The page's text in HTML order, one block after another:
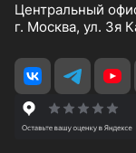
Центральный
г. Москва, ул. 3я